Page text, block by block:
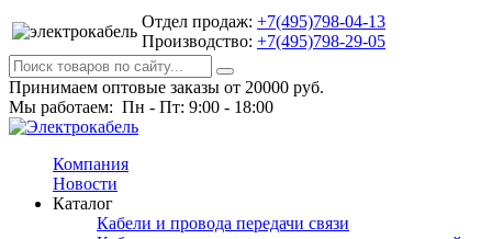
Отдел продаж: +7(495)798-04-13
Производство: +7(495)798-29-05
Принимаем оптовые заказы от 20000 руб.
Мы работаем: Пн - Пт: 9:00 - 18:00
Компания
Новости
Каталог
Кабели и провода передачи связи